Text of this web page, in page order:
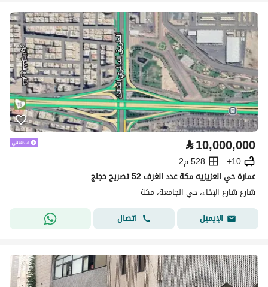
⃁10,000,000
10+
528 م2
عمارة حي العزيزيه مكة عدد الغرف 52 تصريح حجاج
شارع شارع الإخاء، حي الجامعة، مكة
الإيميل
اتصال